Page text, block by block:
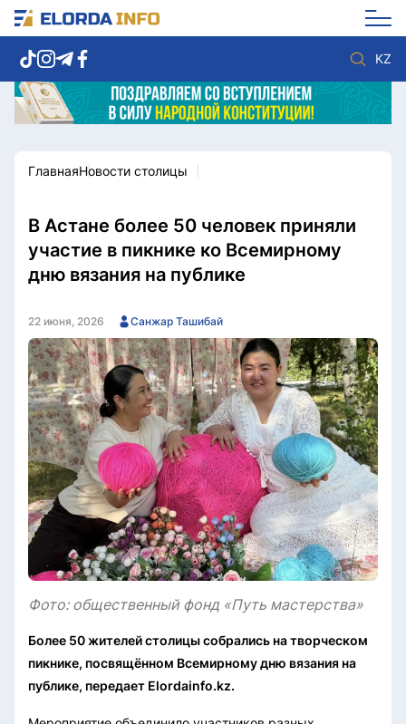
KZ
Новости столицы
Политика
Спорт
Культура
Видео
Мир
Послание
Служба Комплаенс
ГлавнаяНовости столицы
В Астане более 50 человек приняли
участие в пикнике ко Всемирному
дню вязания на публике
22 июня, 2026 Санжар Ташибай
Фото: общественный фонд «Путь мастерства»
Более 50 жителей столицы собрались на творческом
пикнике, посвящённом Всемирному дню вязания на
публике, передает Elordainfo.kz.